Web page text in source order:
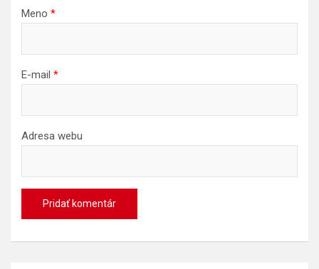
Meno *
E-mail *
Adresa webu